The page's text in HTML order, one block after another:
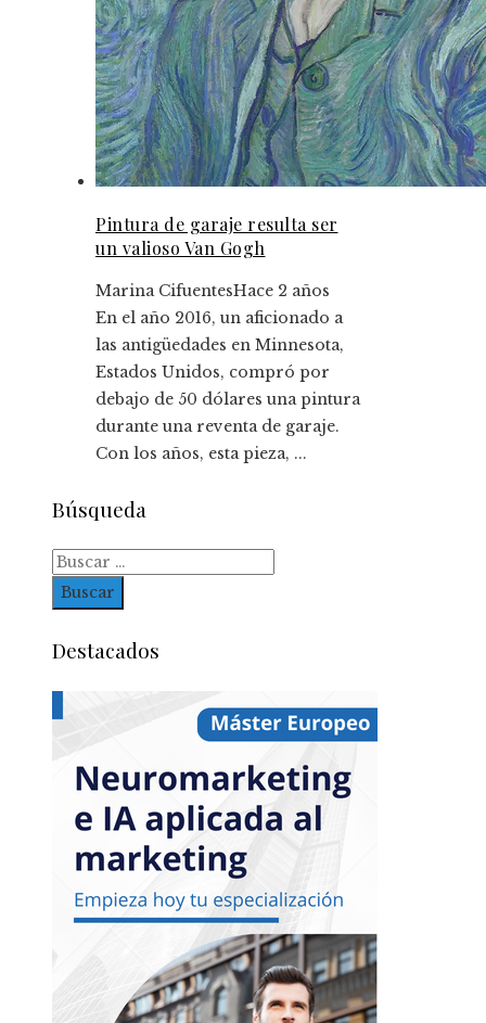
Pintura de garaje resulta ser
un valioso Van Gogh
Marina CifuentesHace 2 años
En el año 2016, un aficionado a
las antigüedades en Minnesota,
Estados Unidos, compró por
debajo de 50 dólares una pintura
durante una reventa de garaje.
Con los años, esta pieza, ...
Búsqueda
Buscar:
Destacados